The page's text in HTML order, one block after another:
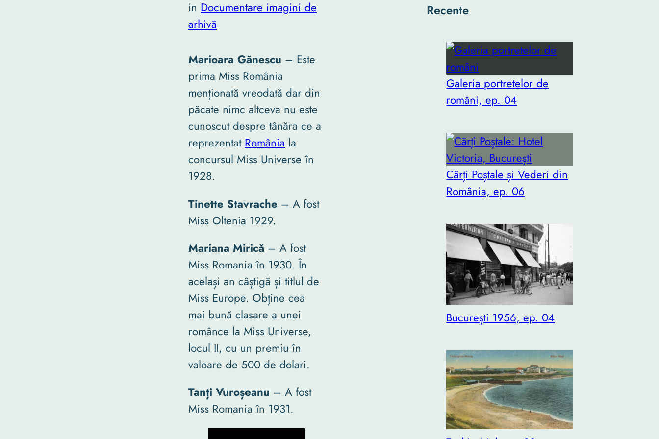
in Documentare imagini de
arhivă
Marioara Gănescu – Este
prima Miss România
menționată vreodată dar din
păcate nimc altceva nu este
cunoscut despre tânăra ce a
reprezentat România la
concursul Miss Universe în
1928.
Tinette Stavrache – A fost
Miss Oltenia 1929.
Mariana Mirică – A fost
Miss Romania în 1930. În
același an câștigă și titlul de
Miss Europe. Obține cea
mai bună clasare a unei
românce la Miss Universe,
locul II, cu un premiu în
valoare de 500 de dolari.
Tanți Vuroșeanu – A fost
Miss Romania în 1931.
Recente
Galeria portretelor de
români, ep. 04
Cărți Poștale și Vederi din
România, ep. 06
București 1956, ep. 04